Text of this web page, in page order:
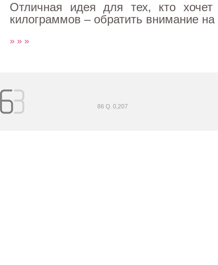
Отличная идея для тех, кто хочет
килограммов – обратить внимание на
» » »
86 Q. 0,207